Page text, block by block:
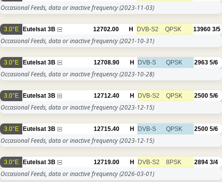
Occasional Feeds, data or inactive frequency(2023-11-03)
3.0°E Eutelsat 3B 12702.00 H DVB-S2 QPSK 13960 3/5
Occasional Feeds, data or inactive frequency(2021-10-31)
3.0°E Eutelsat 3B 12708.90 H DVB-S QPSK 2963 5/6
Occasional Feeds, data or inactive frequency(2023-10-28)
3.0°E Eutelsat 3B 12712.40 H DVB-S2 QPSK 2500 5/6
Occasional Feeds, data or inactive frequency(2023-12-15)
3.0°E Eutelsat 3B 12715.40 H DVB-S QPSK 2500 5/6
Occasional Feeds, data or inactive frequency(2023-12-15)
3.0°E Eutelsat 3B 12719.00 H DVB-S2 8PSK 2894 3/4
Occasional Feeds, data or inactive frequency(2026-03-01)